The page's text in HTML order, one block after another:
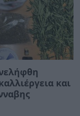
και